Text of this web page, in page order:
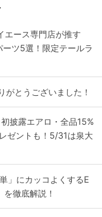
エース専門店が推す
ーツ5選！限定テールラ
がとうございました！
披露エアロ・全品15%
ゼントも！5/31は泉大
」にカッコよくするE
徹底解説！